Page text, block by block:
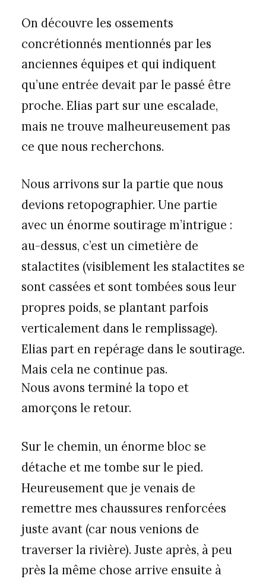
On découvre les ossements
concrétionnés mentionnés par les
anciennes équipes et qui indiquent
qu’une entrée devait par le passé être
proche. Elias part sur une escalade,
mais ne trouve malheureusement pas
ce que nous recherchons.
Nous arrivons sur la partie que nous
devions retopographier. Une partie
avec un énorme soutirage m’intrigue :
au-dessus, c’est un cimetière de
stalactites (visiblement les stalactites se
sont cassées et sont tombées sous leur
propres poids, se plantant parfois
verticalement dans le remplissage).
Elias part en repérage dans le soutirage.
Mais cela ne continue pas.
Nous avons terminé la topo et
amorçons le retour.
Sur le chemin, un énorme bloc se
détache et me tombe sur le pied.
Heureusement que je venais de
remettre mes chaussures renforcées
juste avant (car nous venions de
traverser la rivière). Juste après, à peu
près la même chose arrive ensuite à